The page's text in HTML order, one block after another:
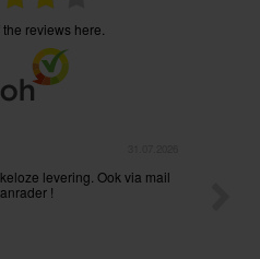
the reviews here.
levering. Ook via mail
!